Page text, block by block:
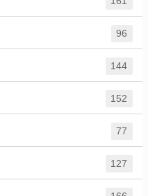
96
144
152
77
127